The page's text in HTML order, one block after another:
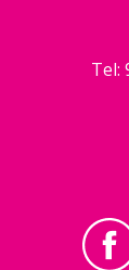
Tel: